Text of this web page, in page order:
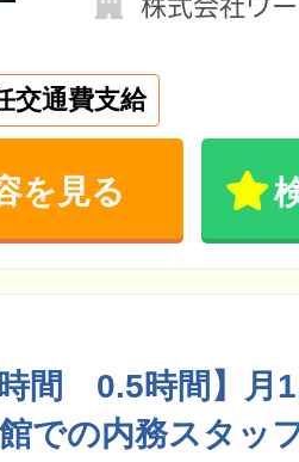
交通費支給
を見る
時間 0.5時間】月
での内務スタッ